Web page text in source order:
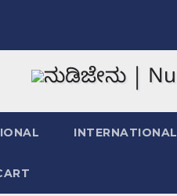
INTERNATIONAL